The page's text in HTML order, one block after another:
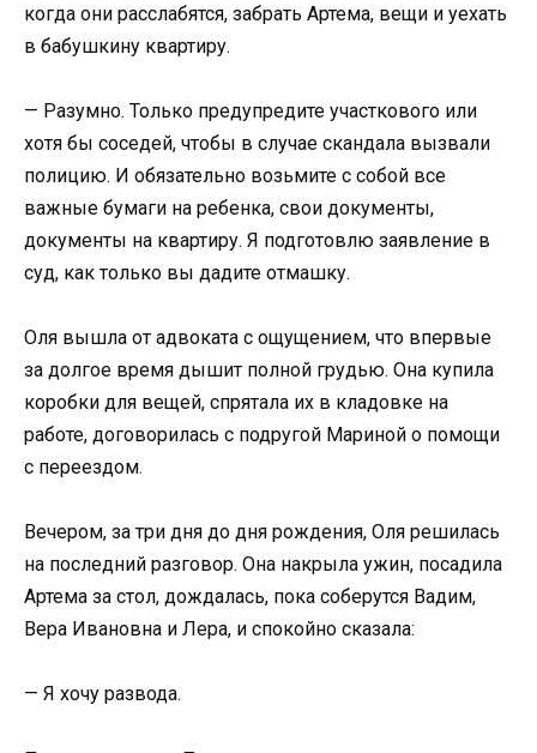
когда они расслабятся, забрать Артема, вещи и уехать
в бабушкину квартиру.
— Разумно. Только предупредите участкового или
хотя бы соседей, чтобы в случае скандала вызвали
полицию. И обязательно возьмите с собой все
важные бумаги на ребенка, свои документы,
документы на квартиру. Я подготовлю заявление в
суд, как только вы дадите отмашку.
Оля вышла от адвоката с ощущением, что впервые
за долгое время дышит полной грудью. Она купила
коробки для вещей, спрятала их в кладовке на
работе, договорилась с подругой Мариной о помощи
с переездом.
Вечером, за три дня до дня рождения, Оля решилась
на последний разговор. Она накрыла ужин, посадила
Артема за стол, дождалась, пока соберутся Вадим,
Вера Ивановна и Лера, и спокойно сказала:
— Я хочу развода.